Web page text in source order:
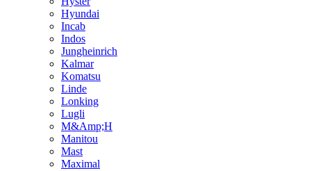
Hyundai
Incab
Indos
Jungheinrich
Kalmar
Komatsu
Linde
Lonking
Lugli
M&Amp;H
Manitou
Mast
Maximal